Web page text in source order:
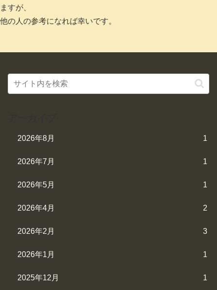
ますが、
他の人の参考になれば幸いです。
2026年8月 1
2026年7月 1
2026年5月 1
2026年4月 2
2026年2月 3
2026年1月 1
2025年12月 1